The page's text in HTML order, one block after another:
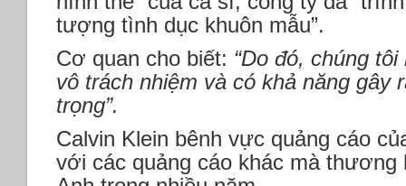
tượng tình dục khuôn mẫu”.
Cơ quan cho biết: “Do đó, chúng
vô trách nhiệm và có khả năng gây
trọng”.
Calvin Klein bênh vực quảng cáo
với các quảng cáo khác mà thương